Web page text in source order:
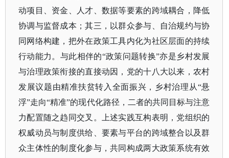
动项目、资金、人才、数据等要素的跨域耦合，降低
协调与监督成本；其三，以群众参与、自治规约与协
同网络构建，把外在政策工具内化为社区层面的持续
行动能力。与此相伴的“政策问题转换”亦是乡村发展
与治理政策衔接的直接动因，党的十八大以来，农村
发展议题由精准扶贫转入全面振兴，乡村治理从“悬
浮”走向“精准”的现代化路径，二者的共同目标与注意
力配置随之趋同交叉。上述实践互构表明，党组织的
权威动员与制度供给、要素与平台的跨域整合以及群
众主体性的制度化参与，共同构成两大政策系统有效